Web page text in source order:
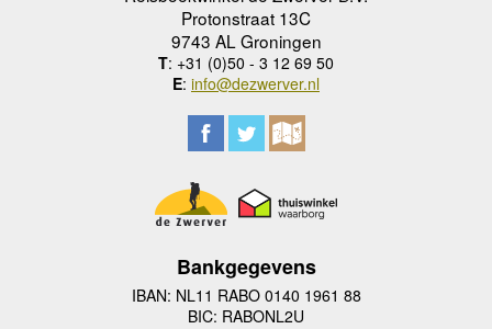
Protonstraat 13C
9743 AL Groningen
T: +31 (0)50 - 3 12 69 50
E: info@dezwerver.nl
Bankgegevens
IBAN: NL11 RABO 0140 1961 88
BIC: RABONL2U